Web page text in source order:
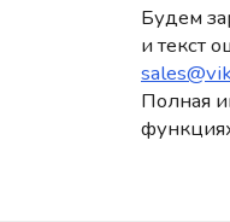
Будем
и текст
Полная